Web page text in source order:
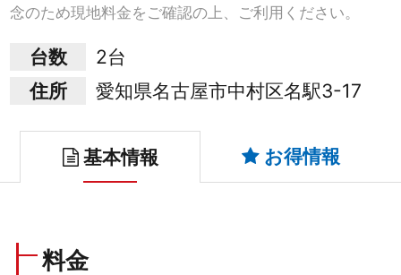
念のため現地料金をご確認の上、ご利用ください。
台数
2台
住所
愛知県名古屋市中村区名駅3-17
基本情報 お得情報
料金